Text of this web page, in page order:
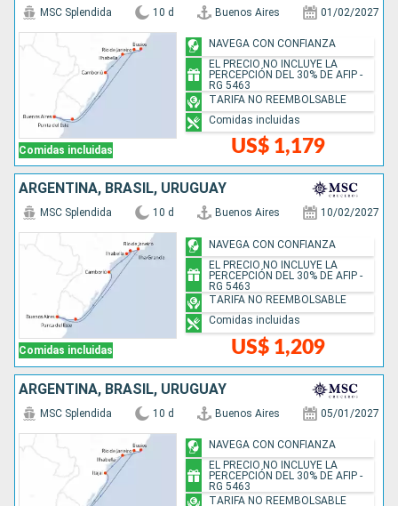
Comidas incluidas
MSC Splendida 10 d Buenos Aires 01/02/2027
US$ 1,179
NAVEGA CON CONFIANZA
EL PRECIO NO INCLUYE LA
PERCEPCIÓN DEL 30% DE AFIP -
RG 5463
TARIFA NO REEMBOLSABLE
Comidas incluidas
ARGENTINA, BRASIL, URUGUAY
Comidas incluidas
MSC Splendida 10 d Buenos Aires 10/02/2027
US$ 1,209
NAVEGA CON CONFIANZA
EL PRECIO NO INCLUYE LA
PERCEPCIÓN DEL 30% DE AFIP -
RG 5463
TARIFA NO REEMBOLSABLE
Comidas incluidas
ARGENTINA, BRASIL, URUGUAY
MSC Splendida 10 d Buenos Aires 05/01/2027
NAVEGA CON CONFIANZA
EL PRECIO NO INCLUYE LA
PERCEPCIÓN DEL 30% DE AFIP -
RG 5463
TARIFA NO REEMBOLSABLE